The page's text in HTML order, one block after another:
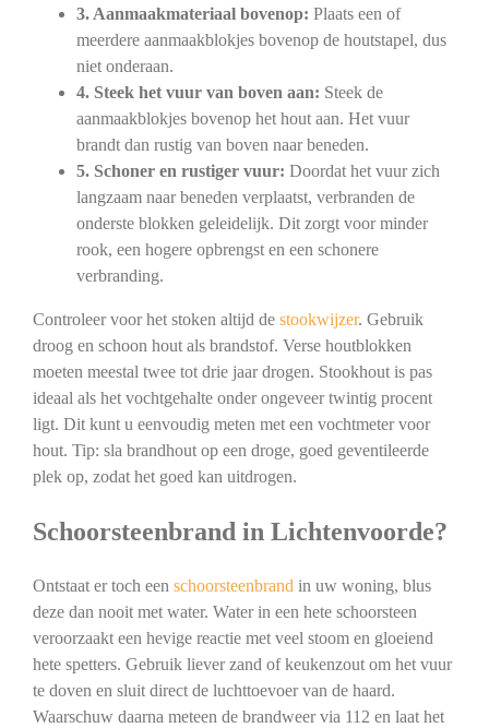
3. Aanmaakmateriaal bovenop: Plaats een of
meerdere aanmaakblokjes bovenop de houtstapel, dus
niet onderaan.
4. Steek het vuur van boven aan: Steek de
aanmaakblokjes bovenop het hout aan. Het vuur
brandt dan rustig van boven naar beneden.
5. Schoner en rustiger vuur: Doordat het vuur zich
langzaam naar beneden verplaatst, verbranden de
onderste blokken geleidelijk. Dit zorgt voor minder
rook, een hogere opbrengst en een schonere
verbranding.
Controleer voor het stoken altijd de stookwijzer. Gebruik
droog en schoon hout als brandstof. Verse houtblokken
moeten meestal twee tot drie jaar drogen. Stookhout is pas
ideaal als het vochtgehalte onder ongeveer twintig procent
ligt. Dit kunt u eenvoudig meten met een vochtmeter voor
hout. Tip: sla brandhout op een droge, goed geventileerde
plek op, zodat het goed kan uitdrogen.
Schoorsteenbrand in Lichtenvoorde?
Ontstaat er toch een schoorsteenbrand in uw woning, blus
deze dan nooit met water. Water in een hete schoorsteen
veroorzaakt een hevige reactie met veel stoom en gloeiend
hete spetters. Gebruik liever zand of keukenzout om het vuur
te doven en sluit direct de luchttoevoer van de haard.
Waarschuw daarna meteen de brandweer via 112 en laat het